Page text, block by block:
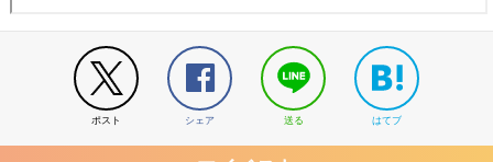
ポスト シェア 送る はてブ